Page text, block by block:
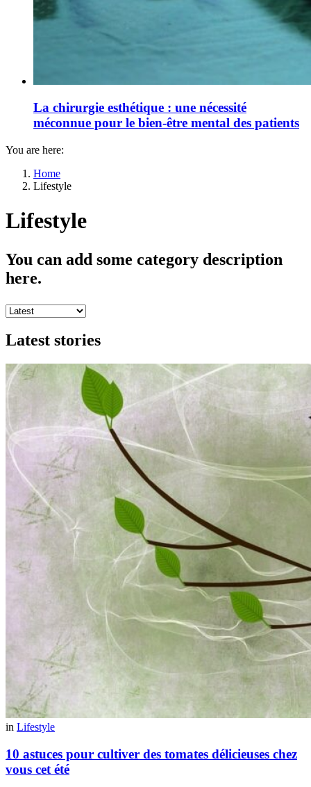
La chirurgie esthétique : une nécessité
méconnue pour le bien-être mental des patients
You are here:
Home
Lifestyle
Lifestyle
You can add some category description
here.
Latest stories
in Lifestyle
10 astuces pour cultiver des tomates délicieuses chez
vous cet été